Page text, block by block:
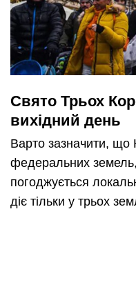
Свято Трьох
вихідний день
Варто зазначити, що
федеральних
погоджується
діє тільки у трьох